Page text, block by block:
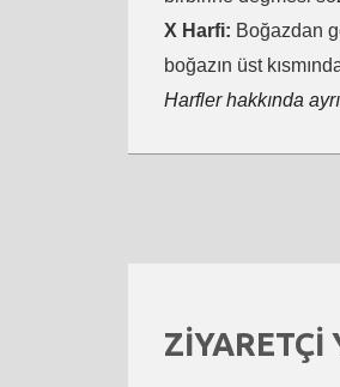
X Harfi: Boğazdan
boğazın üst
Harfler hakkında
ZİYARETÇİ